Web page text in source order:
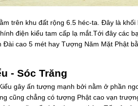
trên khu đất rộng 6.5 héc-ta. Đây là
điện kiểu tam cấp lạ mắt.Tới đây các
Đài cao 5 mét hay Tượng Năm Mặt Phật
- Sóc Trăng
gây ấn tượng mạnh bởi nằm ở phần
cũng chẳng có tượng Phật cao vạn